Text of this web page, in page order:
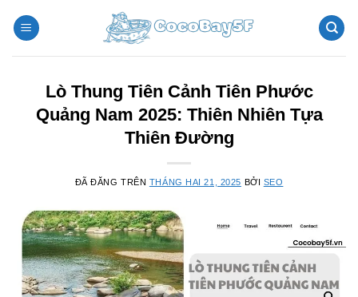
đến
Lò Thung Tiên Cảnh Tiên Phước
Quảng Nam 2025: Thiên Nhiên Tựa
Thiên Đường
ĐÃ ĐĂNG TRÊN THÁNG HAI 21, 2025 BỞI SEO